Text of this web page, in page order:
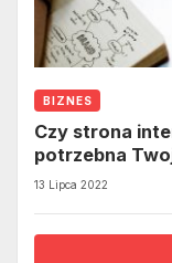
BIZNES
Czy strona
potrzebna
13 Lipca 2022